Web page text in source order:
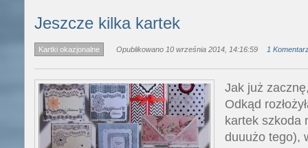
Jeszcze kilka kartek
Kartki okazjonalne Opublikowano 10 września 2014, 14:16:59 1
Jak już
Odkąd
kartek szkoda
duuużo tego),